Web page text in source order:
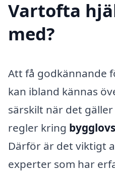
Vartofta
med?
Att få godkännande
kan ibland kännas
särskilt när det
regler kring
Därför är det viktigt
experter som har